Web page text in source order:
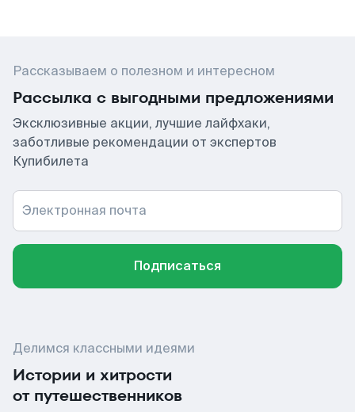
Рассказываем о полезном и интересном
Рассылка с выгодными предложениями
Эксклюзивные акции, лучшие лайфхаки,
заботливые рекомендации от экспертов
Купибилета
Электронная почта
Подписаться
Делимся классными идеями
Истории и хитрости
от путешественников